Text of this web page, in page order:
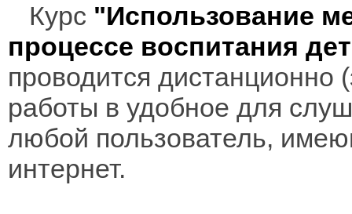
Курс "Использование
процессе воспитания
проводится дистанционно
работы в удобное для
любой пользователь,
интернет.